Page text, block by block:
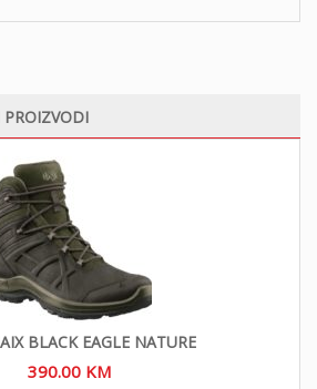
PROIZVODI
BLACK EAGLE NATURE
390.00 KM